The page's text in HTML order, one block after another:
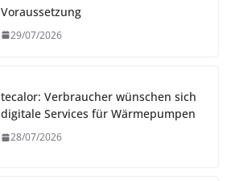
Voraussetzung
29/07/2026
tecalor: Verbraucher wünschen sich
digitale Services für Wärmepumpen
28/07/2026